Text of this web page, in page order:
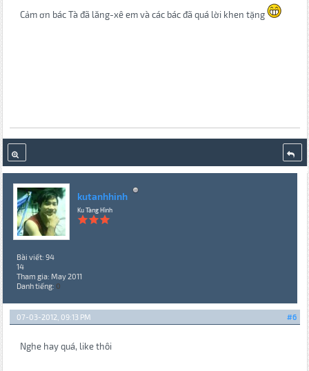
Cảm ơn bác Tà đã lăng-xê em và các bác đã quá lời khen tặng
kutanhhinh
Ku Tàng Hình
Bài viết: 94
14
Tham gia: May 2011
Danh tiếng: 0
#6
07-03-2012, 09:13 PM
Nghe hay quá, like thôi